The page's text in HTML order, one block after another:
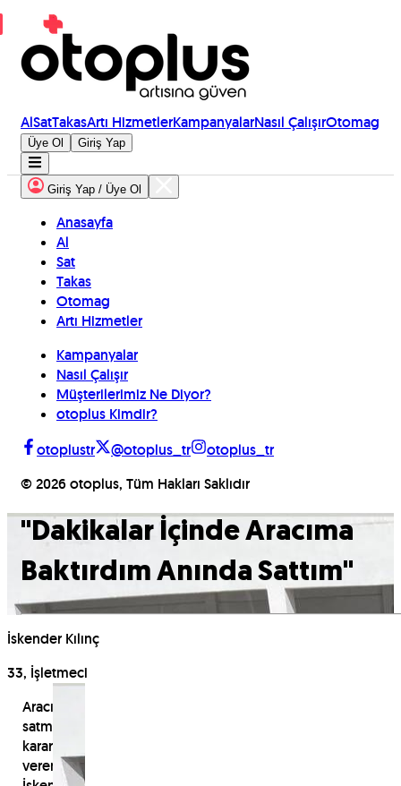
AlSatTakasArtı HizmetlerKampanyalarNasıl ÇalışırOtomag
Üye Ol Giriş Yap
Giriş Yap / Üye Ol
Anasayfa
Al
Sat
Takas
Otomag
Artı Hizmetler
Kampanyalar
Nasıl Çalışır
Müşterilerimiz Ne Diyor?
otoplus Kimdir?
otoplustr
@otoplus_tr
otoplus_tr
© 2026 otoplus, Tüm Hakları Saklıdır
"Dakikalar İçinde Aracıma
Baktırdım Anında Sattım"
İskender Kılınç
33, İşletmeci
Aracını
satmaya
karar
veren